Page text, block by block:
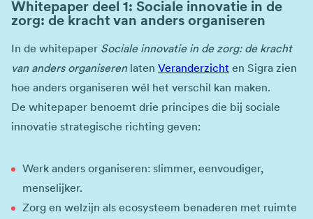
Whitepaper deel 1: Sociale innovatie in de
zorg: de kracht van anders organiseren
In de whitepaper Sociale innovatie in de zorg: de kracht
van anders organiseren laten Veranderzicht en Sigra zien
hoe anders organiseren wél het verschil kan maken.
De whitepaper benoemt drie principes die bij sociale
innovatie strategische richting geven:
Werk anders organiseren: slimmer, eenvoudiger,
menselijker.
Zorg en welzijn als ecosysteem benaderen met ruimte